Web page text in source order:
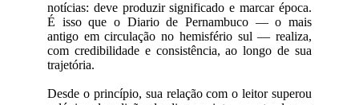
notícias: deve produzir significado e marcar época.
É isso que o Diario de Pernambuco — o mais
antigo em circulação no hemisfério sul — realiza,
com credibilidade e consistência, ao longo de sua
trajetória.
Desde o princípio, sua relação com o leitor superou